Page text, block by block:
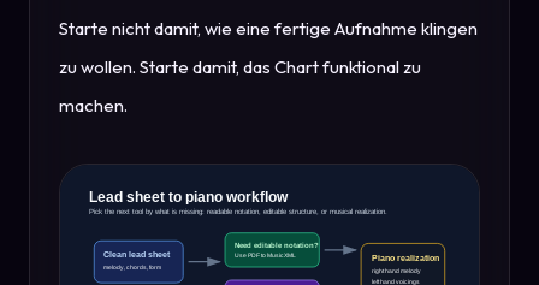
Starte nicht damit, wie eine fertige Aufnahme klingen
zu wollen. Starte damit, das Chart funktional zu
machen.